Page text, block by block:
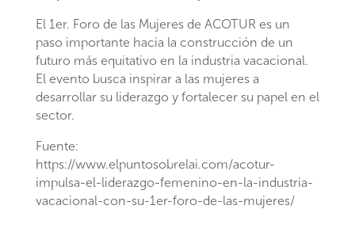
El 1er. Foro de las Mujeres de ACOTUR es un
paso importante hacia la construcción de un
futuro más equitativo en la industria vacacional.
El evento busca inspirar a las mujeres a
desarrollar su liderazgo y fortalecer su papel en el
sector.
Fuente:
https://www.elpuntosobrelai.com/acotur-
impulsa-el-liderazgo-femenino-en-la-industria-
vacacional-con-su-1er-foro-de-las-mujeres/